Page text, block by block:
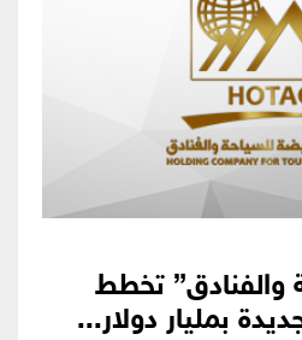
والفنادق” تخطط
بمليار دولار...